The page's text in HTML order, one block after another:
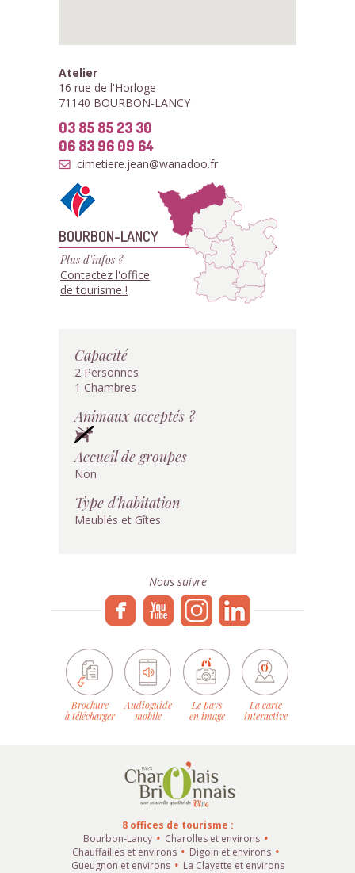
Atelier
16 rue de l'Horloge
71140 BOURBON-LANCY
03 85 85 23 30
06 83 96 09 64
cimetiere.jean@wanadoo.fr
BOURBON-LANCY
Plus d'infos ?
Contactez l'office
de tourisme !
Capacité
2 Personnes
1 Chambres
Animaux acceptés ?
Accueil de groupes
Non
Type d'habitation
Meublés et Gîtes
Nous suivre
Brochure
à télécharger
Audioguide
mobile
Le pays
en image
La carte
interactive
8 offices de tourisme :
Bourbon-Lancy
Charolles et environs
Chauffailles et environs
Digoin et environs
Gueugnon et environs
La Clayette et environs